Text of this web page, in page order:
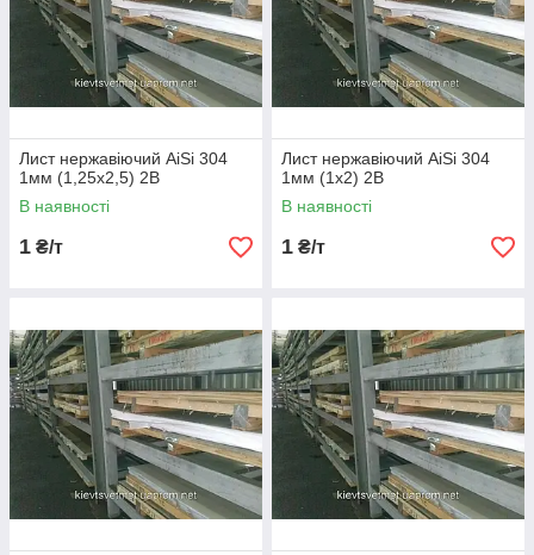
Лист нержавіючий AiSi 304
1мм (1,25х2,5) 2В
В наявності
1 ₴/т
Лист нержавіючий AiSi 304
1мм (1х2) 2В
В наявності
1 ₴/т